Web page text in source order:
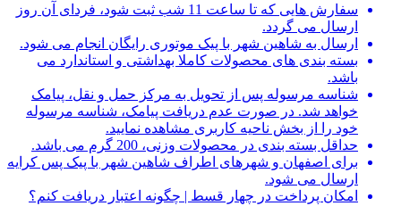
سفارش هایی که تا ساعت 11 شب ثبت شود، فردای آن روز
ارسال می گردد.
ارسال به شاهین شهر با پیک موتوری رایگان انجام می شود.
بسته بندی های محصولات کاملا بهداشتی و استاندارد می
باشد.
شناسه مرسوله پس از تحویل به مرکز حمل و نقل، پیامک
خواهد شد. در صورت عدم دریافت پیامک، شناسه مرسوله
خود را از بخش ناحیه کاربری مشاهده نمایید.
حداقل بسته بندی در محصولات وزنی، 200 گرم می باشد.
برای اصفهان و شهرهای اطراف شاهین شهر با پیک پس کرایه
ارسال می شود.
امکان پرداخت در چهار قسط | چگونه اعتبار دریافت کنم؟